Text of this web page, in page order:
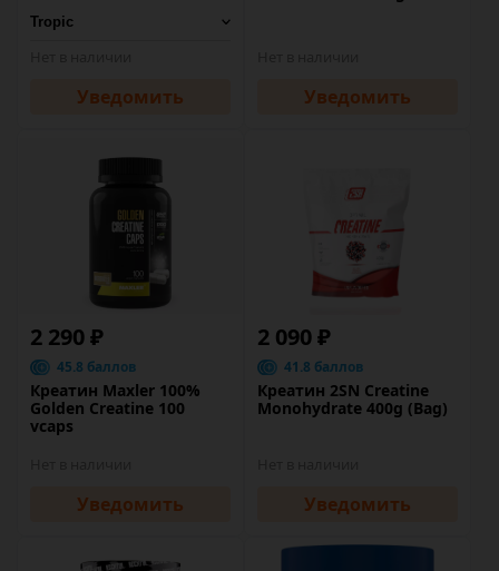
Уведомить Уведомить
2 290 ₽
45.8 баллов
Креатин Maxler 100%
Golden Creatine 100
vcaps
Уведомить
2 090 ₽
41.8 баллов
Креатин 2SN Creatine
Monohydrate 400g (Bag)
Уведомить